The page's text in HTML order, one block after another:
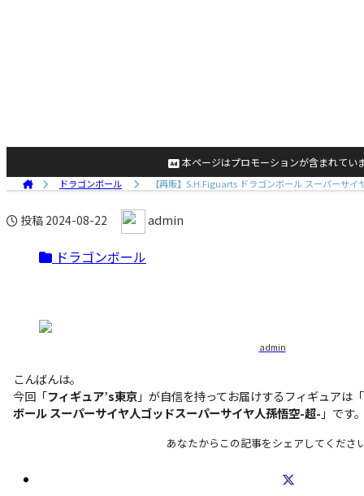
本ページはプロモーションが含まれてい
ドラゴンボール 【再販】S.H.Figuarts ドラゴンボール スーパーサイ
投稿 2024-08-22 admin
ドラゴンボール
admin
こんばんは。
今回「フィギュア’s東京」が自信を持ってお届けするフィギュアは「
ボール スーパーサイヤ人ゴッドスーパーサイヤ人孫悟空-超- 」です
あなたからこの記事をシェアしてくださ